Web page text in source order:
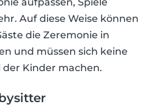
Auf diese Weise können
die Zeremonie in
und müssen sich keine
der Kinder machen.